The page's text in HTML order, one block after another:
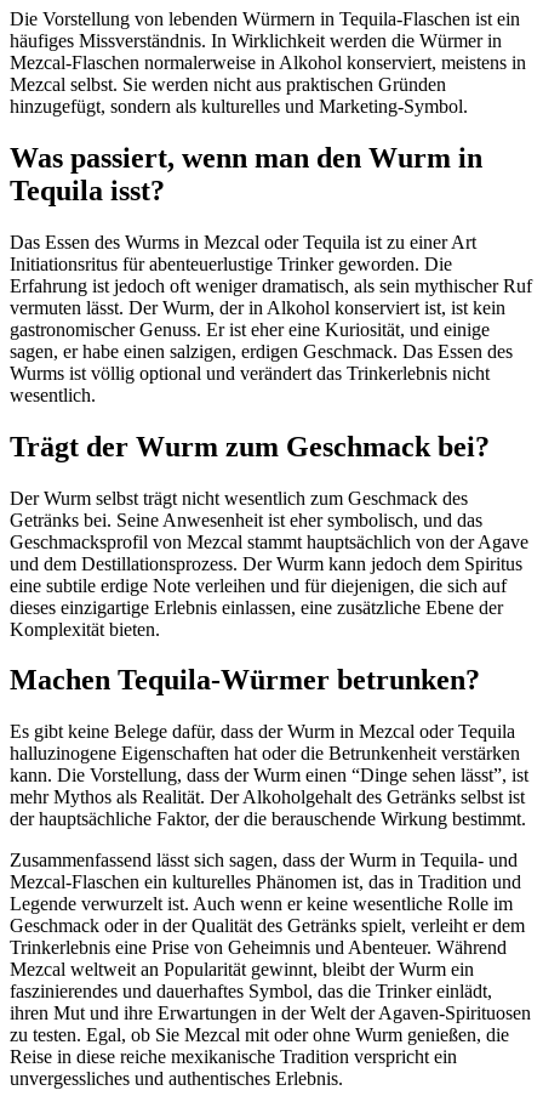
Die Vorstellung von lebenden Würmern in Tequila-Flaschen ist ein
häufiges Missverständnis. In Wirklichkeit werden die Würmer in
Mezcal-Flaschen normalerweise in Alkohol konserviert, meistens in
Mezcal selbst. Sie werden nicht aus praktischen Gründen
hinzugefügt, sondern als kulturelles und Marketing-Symbol.
Was passiert, wenn man den Wurm in
Tequila isst?
Das Essen des Wurms in Mezcal oder Tequila ist zu einer Art
Initiationsritus für abenteuerlustige Trinker geworden. Die
Erfahrung ist jedoch oft weniger dramatisch, als sein mythischer Ruf
vermuten lässt. Der Wurm, der in Alkohol konserviert ist, ist kein
gastronomischer Genuss. Er ist eher eine Kuriosität, und einige
sagen, er habe einen salzigen, erdigen Geschmack. Das Essen des
Wurms ist völlig optional und verändert das Trinkerlebnis nicht
wesentlich.
Trägt der Wurm zum Geschmack bei?
Der Wurm selbst trägt nicht wesentlich zum Geschmack des
Getränks bei. Seine Anwesenheit ist eher symbolisch, und das
Geschmacksprofil von Mezcal stammt hauptsächlich von der Agave
und dem Destillationsprozess. Der Wurm kann jedoch dem Spiritus
eine subtile erdige Note verleihen und für diejenigen, die sich auf
dieses einzigartige Erlebnis einlassen, eine zusätzliche Ebene der
Komplexität bieten.
Machen Tequila-Würmer betrunken?
Es gibt keine Belege dafür, dass der Wurm in Mezcal oder Tequila
halluzinogene Eigenschaften hat oder die Betrunkenheit verstärken
kann. Die Vorstellung, dass der Wurm einen “Dinge sehen lässt”, ist
mehr Mythos als Realität. Der Alkoholgehalt des Getränks selbst ist
der hauptsächliche Faktor, der die berauschende Wirkung bestimmt.
Zusammenfassend lässt sich sagen, dass der Wurm in Tequila- und
Mezcal-Flaschen ein kulturelles Phänomen ist, das in Tradition und
Legende verwurzelt ist. Auch wenn er keine wesentliche Rolle im
Geschmack oder in der Qualität des Getränks spielt, verleiht er dem
Trinkerlebnis eine Prise von Geheimnis und Abenteuer. Während
Mezcal weltweit an Popularität gewinnt, bleibt der Wurm ein
faszinierendes und dauerhaftes Symbol, das die Trinker einlädt,
ihren Mut und ihre Erwartungen in der Welt der Agaven-Spirituosen
zu testen. Egal, ob Sie Mezcal mit oder ohne Wurm genießen, die
Reise in diese reiche mexikanische Tradition verspricht ein
unvergessliches und authentisches Erlebnis.